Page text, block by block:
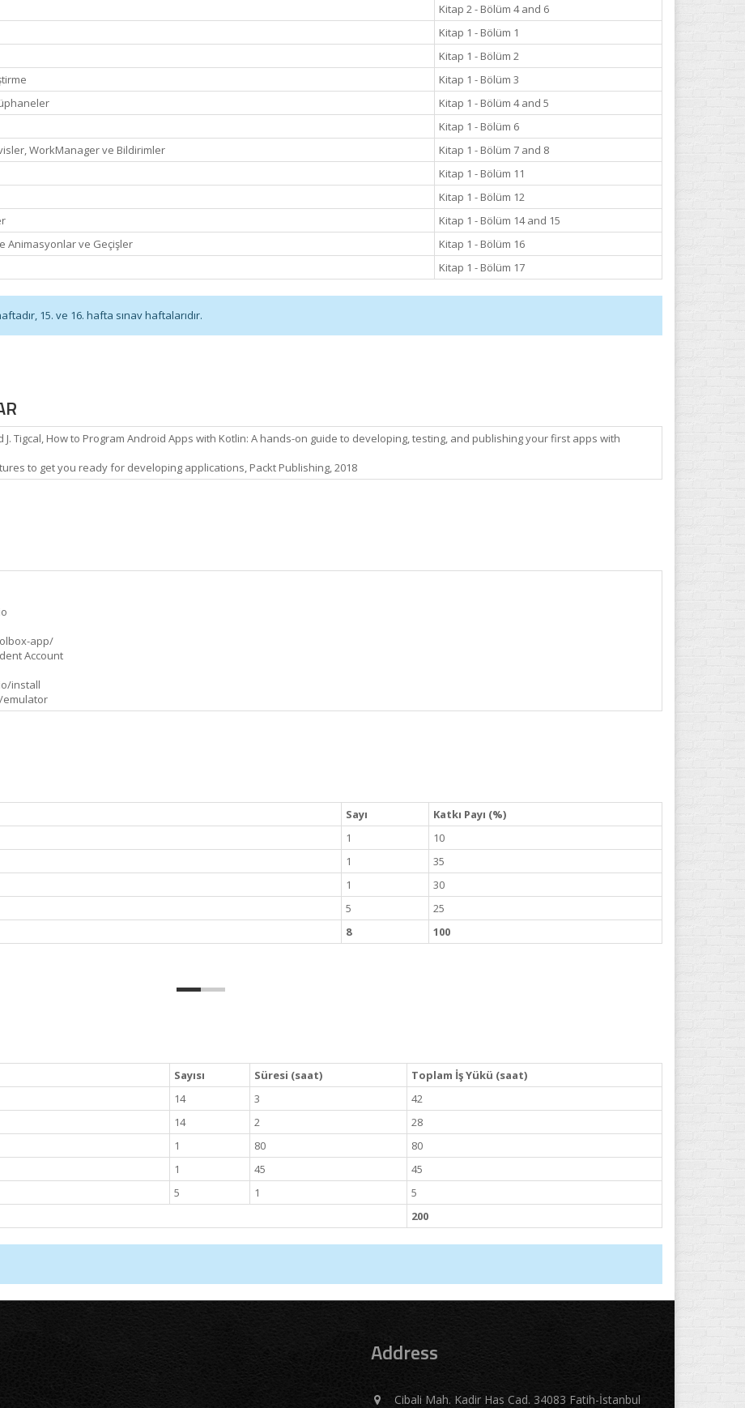
Kitap 2 - Bölüm 4 and 6
Kitap 1 - Bölüm 1
Kitap 1 - Bölüm 2
Kitap 1 - Bölüm 3
Kitap 1 - Bölüm 4 and 5
Kitap 1 - Bölüm 6
WorkManager ve Bildirimler
Kitap 1 - Bölüm 7 and 8
Kitap 1 - Bölüm 11
Kitap 1 - Bölüm 12
Kitap 1 - Bölüm 14 and 15
Animasyonlar ve Geçişler
Kitap 1 - Bölüm 16
Kitap 1 - Bölüm 17
15. ve 16. hafta sınav haftalarıdır.
J. Tigcal, How to Program Android Apps with Kotlin: A hands-on guide to developing, testing, and publishing your first apps with
to get you ready for developing applications, Packt Publishing, 2018
app/
Account
install
emulator
Sayı
Katkı Payı (%)
1
10
1
35
1
30
5
25
8 100
Sayısı Süresi (saat)
Toplam İş Yükü (saat)
14 3
42
14 2
28
1 80
80
1 45
45
5 1
5
200
Address
Cibali Mah. Kadir Has Cad. 34083 Fatih-İstanbul